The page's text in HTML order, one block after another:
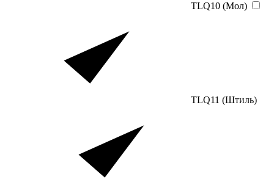
TLQ10 (Мол)
TLQ11 (Штиль)